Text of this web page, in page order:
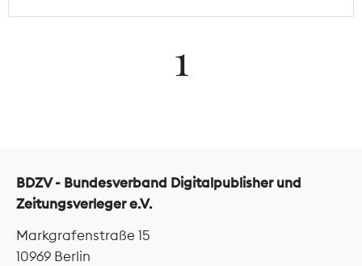
1
BDZV - Bundesverband Digitalpublisher und
Zeitungsverleger e.V.
Markgrafenstraße 15
10969 Berlin